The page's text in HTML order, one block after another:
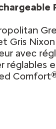
Gris Nixon
avec
réglables